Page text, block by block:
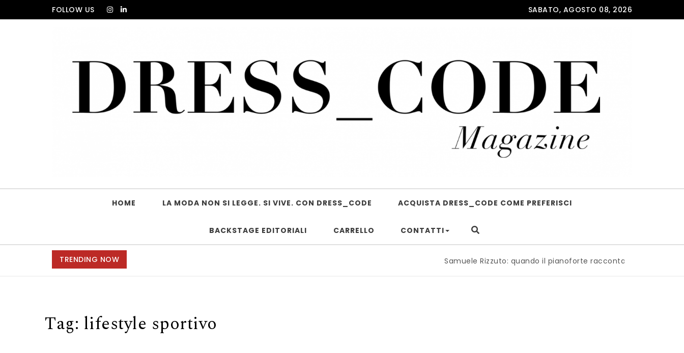
Skip to contentFOLLOW US SABATO, AGOSTO 08, 2026
HOME LA MODA NON SI LEGGE. SI VIVE. CON DRESS_CODE ACQUISTA DRESS_CODE COME PREFERISCI
BACKSTAGE EDITORIALI CARRELLO CONTATTI
TRENDING NOW Samuele Rizzuto: quando il pianoforte racconta l’anima dell’Italia
Tag: lifestyle sportivo